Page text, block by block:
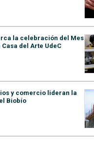
la celebración del Mes
del Arte UdeC
y comercio lideran la
Biobío